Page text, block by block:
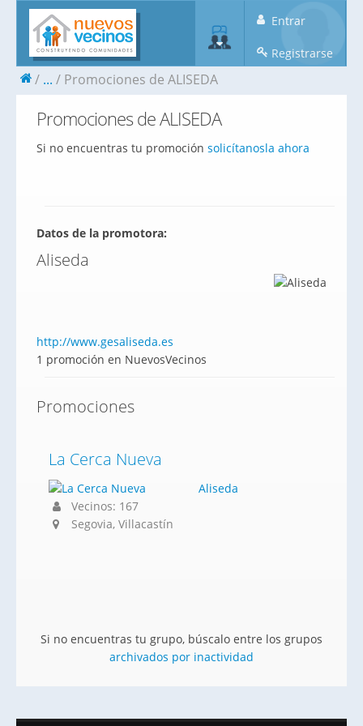
Entrar
Registrarse
... Promociones de ALISEDA
Promociones de ALISEDA
Si no encuentras tu promoción solicítanosla ahora
Datos de la promotora:
Aliseda
http://www.gesaliseda.es
1 promoción en NuevosVecinos
Promociones
La Cerca Nueva
Aliseda
Vecinos: 167
Segovia, Villacastín
Si no encuentras tu grupo, búscalo entre los grupos
archivados por inactividad